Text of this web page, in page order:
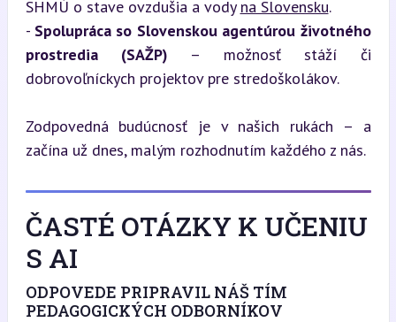
SHMÚ o stave ovzdušia a vody na Slovensku.
- Spolupráca so Slovenskou agentúrou životného
prostredia (SAŽP) – možnosť stáží či
dobrovoľníckych projektov pre stredoškolákov.
Zodpovedná budúcnosť je v našich rukách – a
začína už dnes, malým rozhodnutím každého z nás.
ČASTÉ OTÁZKY K UČENIU
S AI
ODPOVEDE PRIPRAVIL NÁŠ TÍM
PEDAGOGICKÝCH ODBORNÍKOV